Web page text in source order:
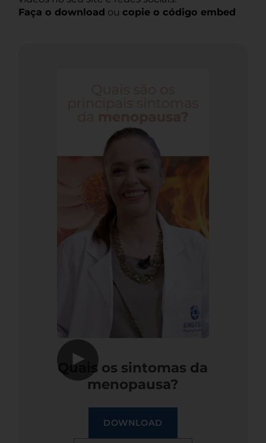
Faça o download ou copie o código embed
▶
Quais os sintomas da
menopausa?
DOWNLOAD